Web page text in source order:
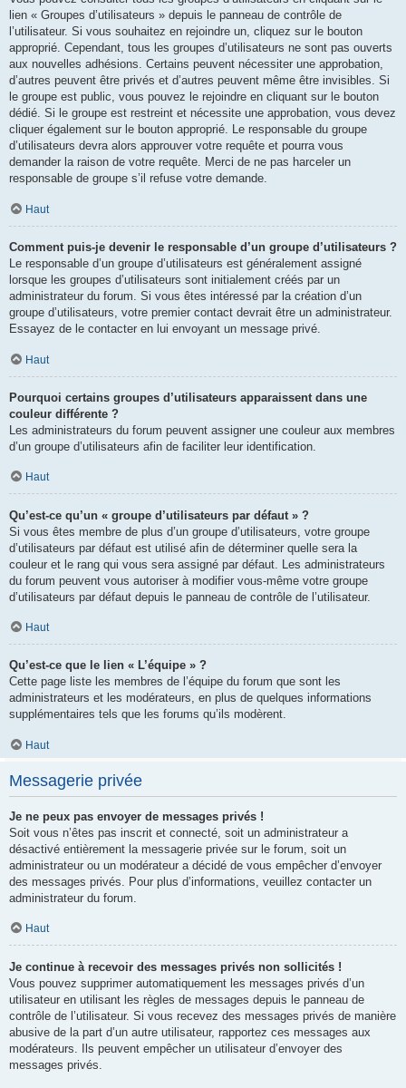
lien « Groupes d’utilisateurs » depuis le panneau de contrôle de
l’utilisateur. Si vous souhaitez en rejoindre un, cliquez sur le bouton
approprié. Cependant, tous les groupes d’utilisateurs ne sont pas ouverts
aux nouvelles adhésions. Certains peuvent nécessiter une approbation,
d’autres peuvent être privés et d’autres peuvent même être invisibles. Si
le groupe est public, vous pouvez le rejoindre en cliquant sur le bouton
dédié. Si le groupe est restreint et nécessite une approbation, vous devez
cliquer également sur le bouton approprié. Le responsable du groupe
d’utilisateurs devra alors approuver votre requête et pourra vous
demander la raison de votre requête. Merci de ne pas harceler un
responsable de groupe s’il refuse votre demande.
Haut
Comment puis-je devenir le responsable d’un groupe d’utilisateurs ?
Le responsable d’un groupe d’utilisateurs est généralement assigné
lorsque les groupes d’utilisateurs sont initialement créés par un
administrateur du forum. Si vous êtes intéressé par la création d’un
groupe d’utilisateurs, votre premier contact devrait être un administrateur.
Essayez de le contacter en lui envoyant un message privé.
Haut
Pourquoi certains groupes d’utilisateurs apparaissent dans une
couleur différente ?
Les administrateurs du forum peuvent assigner une couleur aux membres
d’un groupe d’utilisateurs afin de faciliter leur identification.
Haut
Qu’est-ce qu’un « groupe d’utilisateurs par défaut » ?
Si vous êtes membre de plus d’un groupe d’utilisateurs, votre groupe
d’utilisateurs par défaut est utilisé afin de déterminer quelle sera la
couleur et le rang qui vous sera assigné par défaut. Les administrateurs
du forum peuvent vous autoriser à modifier vous-même votre groupe
d’utilisateurs par défaut depuis le panneau de contrôle de l’utilisateur.
Haut
Qu’est-ce que le lien « L’équipe » ?
Cette page liste les membres de l’équipe du forum que sont les
administrateurs et les modérateurs, en plus de quelques informations
supplémentaires tels que les forums qu’ils modèrent.
Haut
Messagerie privée
Je ne peux pas envoyer de messages privés !
Soit vous n’êtes pas inscrit et connecté, soit un administrateur a
désactivé entièrement la messagerie privée sur le forum, soit un
administrateur ou un modérateur a décidé de vous empêcher d’envoyer
des messages privés. Pour plus d’informations, veuillez contacter un
administrateur du forum.
Haut
Je continue à recevoir des messages privés non sollicités !
Vous pouvez supprimer automatiquement les messages privés d’un
utilisateur en utilisant les règles de messages depuis le panneau de
contrôle de l’utilisateur. Si vous recevez des messages privés de manière
abusive de la part d’un autre utilisateur, rapportez ces messages aux
modérateurs. Ils peuvent empêcher un utilisateur d’envoyer des
messages privés.